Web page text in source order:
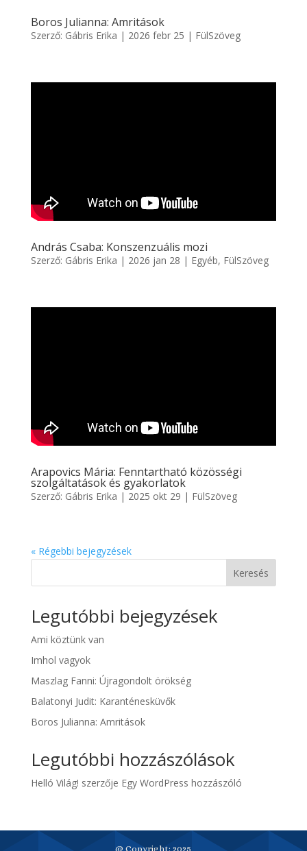
Boros Julianna: Amritások
Szerző: Gábris Erika | 2026 febr 25 | FülSzöveg
András Csaba: Konszenzuális mozi
Szerző: Gábris Erika | 2026 jan 28 | Egyéb, FülSzöveg
Arapovics Mária: Fenntartható közösségi
szolgáltatások és gyakorlatok
Szerző: Gábris Erika | 2025 okt 29 | FülSzöveg
« Régebbi bejegyzések
Keresés
Legutóbbi bejegyzések
Ami köztünk van
Imhol vagyok
Maszlag Fanni: Újragondolt örökség
Balatonyi Judit: Karanténesküvők
Boros Julianna: Amritások
Legutóbbi hozzászólások
Helló Világ! szerzője Egy WordPress hozzászóló
@ Copyright: 2025